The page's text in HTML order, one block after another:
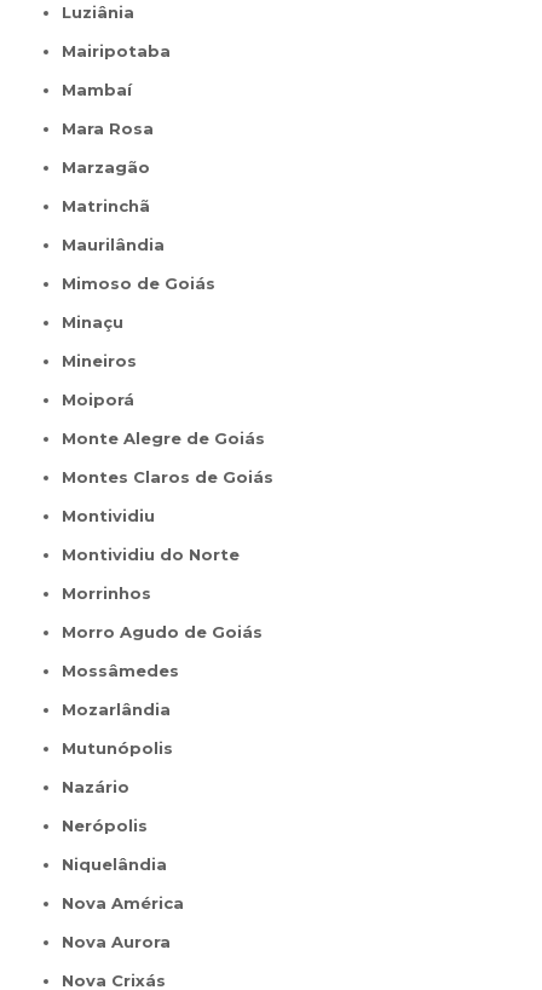
Luziânia
Mairipotaba
Mambaí
Mara Rosa
Marzagão
Matrinchã
Maurilândia
Mimoso de Goiás
Minaçu
Mineiros
Moiporá
Monte Alegre de Goiás
Montes Claros de Goiás
Montividiu
Montividiu do Norte
Morrinhos
Morro Agudo de Goiás
Mossâmedes
Mozarlândia
Mutunópolis
Nazário
Nerópolis
Niquelândia
Nova América
Nova Aurora
Nova Crixás